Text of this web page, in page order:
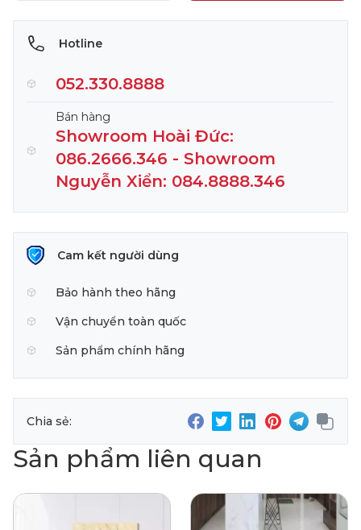
Hotline
052.330.8888
Bán hàng
Showroom Hoài Đức:
086.2666.346 - Showroom
Nguyễn Xiển: 084.8888.346
Cam kết người dùng
Bảo hành theo hãng
Vận chuyển toàn quốc
Sản phẩm chính hãng
Chia sẻ:
Sản phẩm liên quan